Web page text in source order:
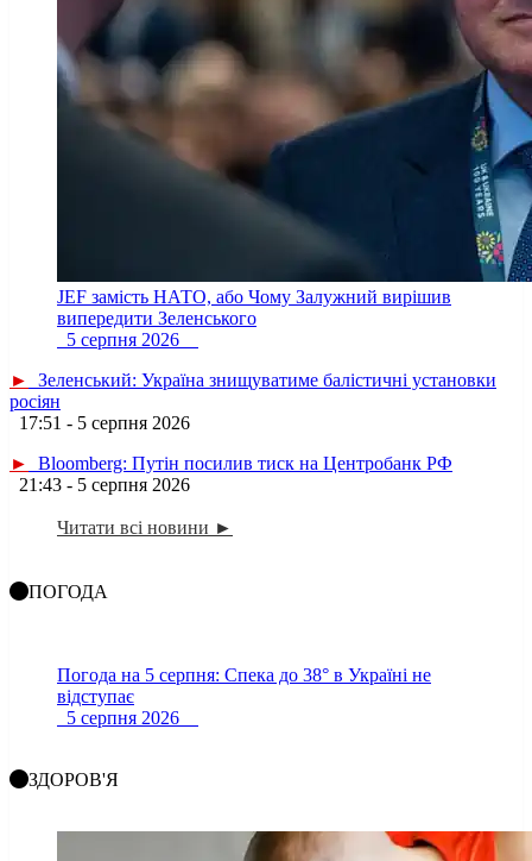
JEF замість НАТО, або Чому Залужний вирішив
випередити Зеленського
5 серпня 2026
►
Зеленський: Україна знищуватиме балістичні установки
росіян
17:51 - 5 серпня 2026
►
Bloomberg: Путін посилив тиск на Центробанк РФ
21:43 - 5 серпня 2026
Читати всі новини ►
ПОГОДА
Погода на 5 серпня: Спека до 38° в Україні не
відступає
5 серпня 2026
ЗДОРОВ'Я